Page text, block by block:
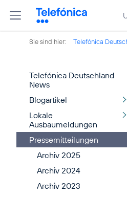
Sie sind hier: Telefónica
Telefónica Deutschland
News
Blogartikel
Lokale
Ausbaumeldungen
Pressemitteilungen
Archiv 2025
Archiv 2024
Archiv 2023